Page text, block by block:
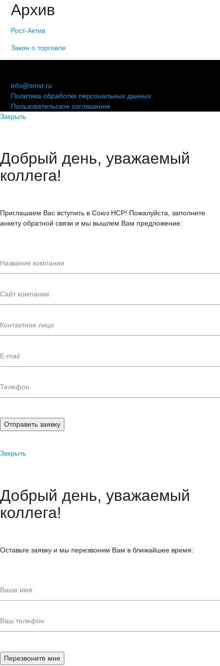
Архив
Рост-Актив
Закон о торговле
info@smsr.ru
Политика обработки персональных данных
Пользовательское соглашение
Закрыть
Добрый день, уважаемый
коллега!
Приглашаем Вас вступить в Союз НСР! Пожалуйста, заполните
анкету обратной связи и мы вышлем Вам предложение:
Отправить заявку
Закрыть
Добрый день, уважаемый
коллега!
Оставьте заявку и мы перезвоним Вам в ближайшее время: